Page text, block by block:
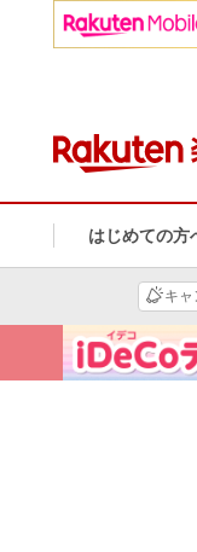
はじめての方
キャ